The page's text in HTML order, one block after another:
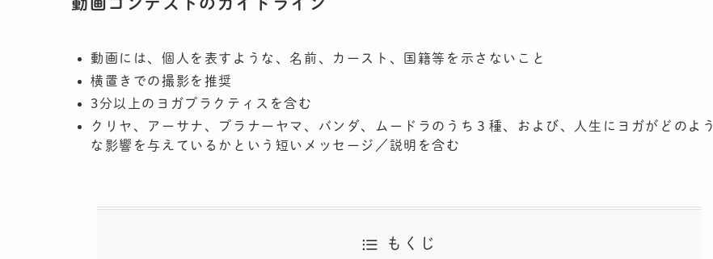
動画には、個人を表すような、名前、カースト、国籍等を示さないこと
横置きでの撮影を推奨
3分以上のヨガプラクティスを含む
クリヤ、アーサナ、プラナーヤマ、バンダ、ムードラのうち３種、および、人生にヨガがどのよう
な影響を与えているかという短いメッセージ／説明を含む
もくじ